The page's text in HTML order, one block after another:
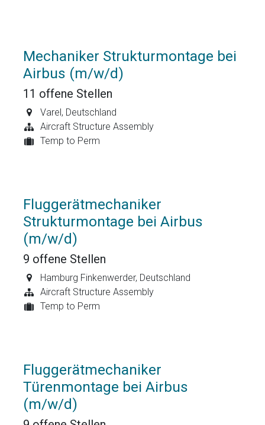
Mechaniker Strukturmontage bei
Airbus (m/w/d)
11 offene Stellen
Varel, Deutschland
Aircraft Structure Assembly
Temp to Perm
Fluggerätmechaniker
Strukturmontage bei Airbus
(m/w/d)
9 offene Stellen
Hamburg Finkenwerder, Deutschland
Aircraft Structure Assembly
Temp to Perm
Fluggerätmechaniker
Türenmontage bei Airbus
(m/w/d)